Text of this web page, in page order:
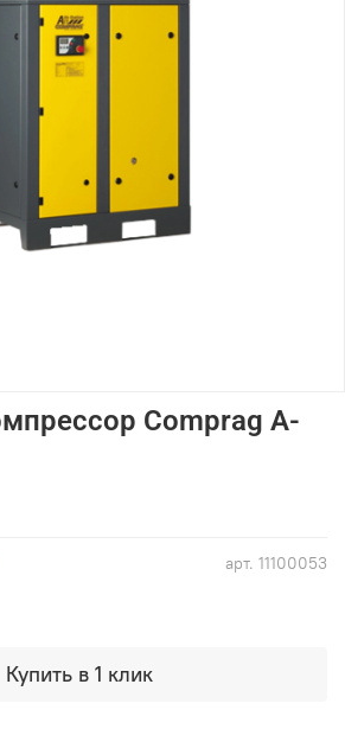
арт. 11100053
Comprag A-
Купить в 1 клик